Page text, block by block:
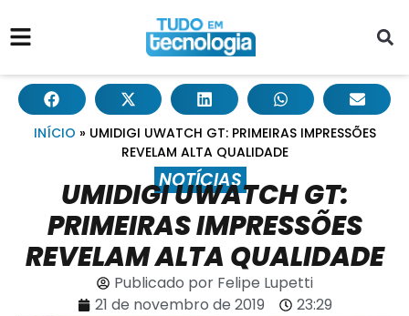
INÍCIO » UMIDIGI UWATCH GT: PRIMEIRAS IMPRESSÕES
REVELAM ALTA QUALIDADE
NOTÍCIAS
UMIDIGI UWATCH GT:
PRIMEIRAS IMPRESSÕES
REVELAM ALTA QUALIDADE
Publicado porFelipe Lupetti
21 de novembro de 2019
23:29